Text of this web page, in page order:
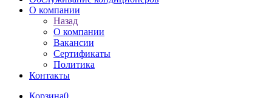
О компании
Назад
О компании
Вакансии
Сертификаты
Политика
Контакты
Корзина0